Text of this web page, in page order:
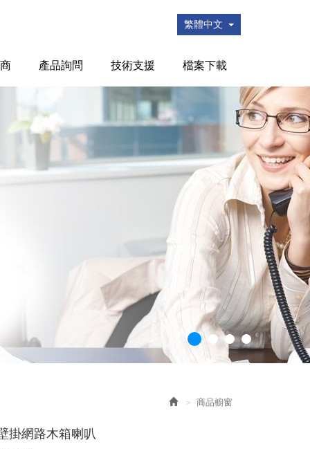
產品詢問 技術支援 檔案下載
繁體中文
商品櫥窗
掛網路木箱喇叭